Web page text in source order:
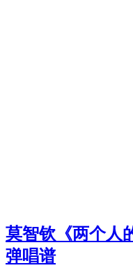
莫智钦《两个人
弹唱谱